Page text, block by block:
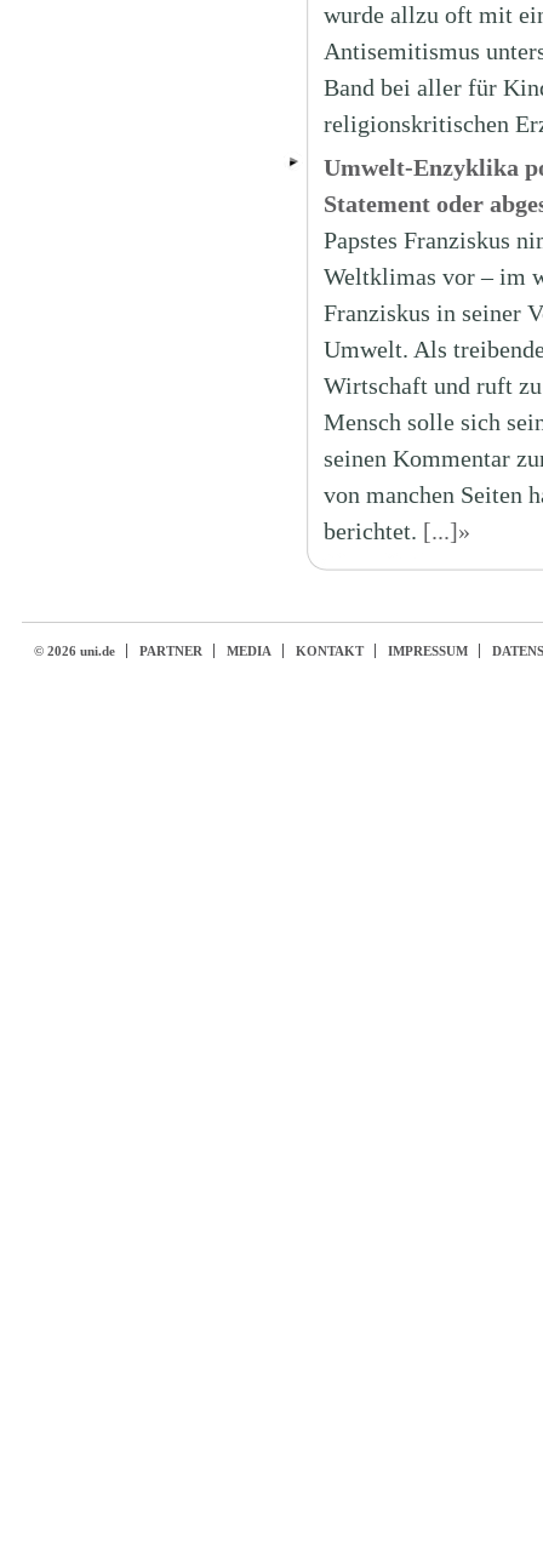
wurde allzu oft mit
Antisemitismus
Band bei aller für
religionskritischen
Umwelt-Enzyklika
Statement oder
Papstes Franziskus
Weltklimas vor – im
Franziskus in seiner
Umwelt. Als
Wirtschaft und ruft
Mensch solle sich
seinen Kommentar
von manchen Seiten
berichtet. [...]»
© 2026 uni.de PARTNER MEDIA KONTAKT IMPRESSUM